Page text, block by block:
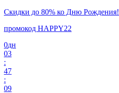
Скидки до 80% ко Дню Рождения!
промокод HAPPY22
0дн
03
:
47
:
09